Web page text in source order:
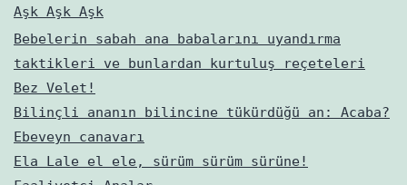
Aşk Aşk Aşk
Bebelerin sabah ana babalarını uyandırma
taktikleri ve bunlardan kurtuluş reçeteleri
Bez Velet!
Bilinçli ananın bilincine tükürdüğü an: Acaba?
Ebeveyn canavarı
Ela Lale el ele, sürüm sürüm sürüne!